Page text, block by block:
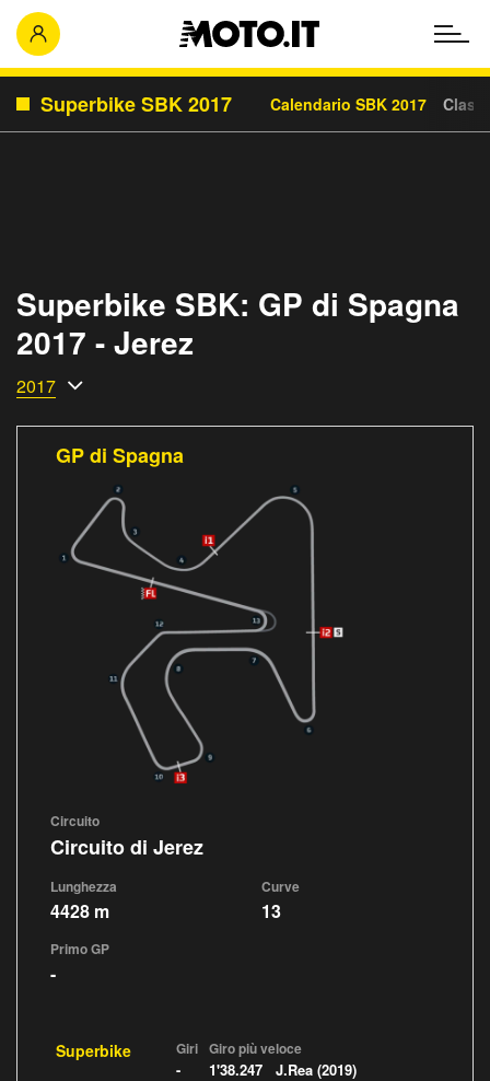
Superbike SBK 2017 Calendario SBK 2017
Superbike SBK: GP di Spagna
2017 - Jerez
2017
GP di Spagna
Circuito
Circuito di Jerez
Lunghezza
4428 m
Curve
13
Primo GP
-
Superbike Giri
-
Giro più veloce
1'38.247 J.Rea (2019)